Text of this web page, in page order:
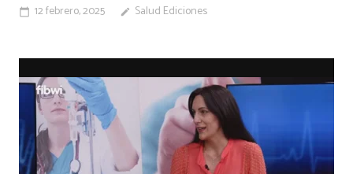
calendar_today 12 febrero, 2025 edit Salud Ediciones